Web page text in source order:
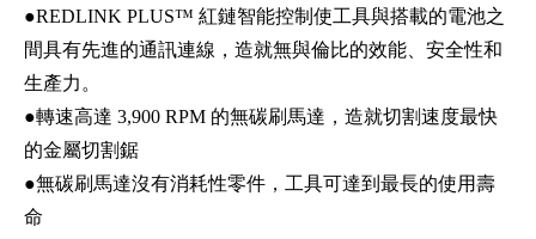
●REDLINK PLUS™ 紅鏈智能控制使工具與搭載的電池之
間具有先進的通訊連線，造就無與倫比的效能、安全性和
生產力。
●轉速高達 3,900 RPM 的無碳刷馬達，造就切割速度最快
的金屬切割鋸
●無碳刷馬達沒有消耗性零件，工具可達到最長的使用壽
命